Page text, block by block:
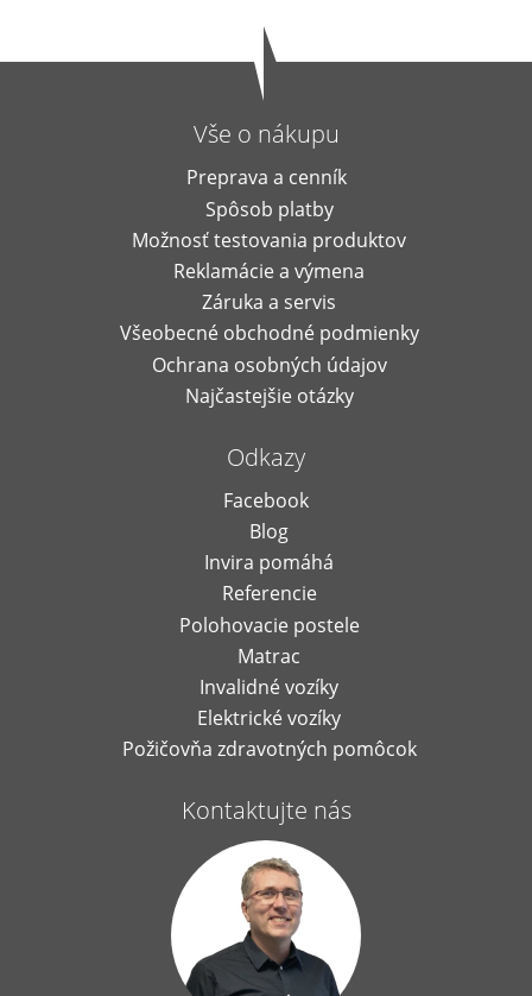
Vše o nákupu
Preprava a cenník
Spôsob platby
Možnosť testovania produktov
Reklamácie a výmena
Záruka a servis
Všeobecné obchodné podmienky
Ochrana osobných údajov
Najčastejšie otázky
Odkazy
Facebook
Blog
Invira pomáhá
Referencie
Polohovacie postele
Matrac
Invalidné vozíky
Elektrické vozíky
Požičovňa zdravotných pomôcok
Kontaktujte nás